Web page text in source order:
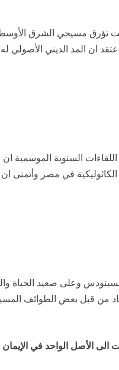
تؤرق مسيحي الشرق
المد الديني الأصولي له
السنوية الموسمية ان
في مصر
وعلى صعيد الحياة
من قبل بعض الطوائف
الى الأصل الواحد في